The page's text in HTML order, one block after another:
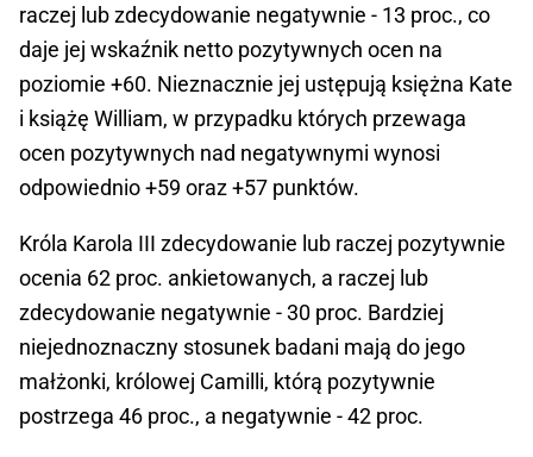
raczej lub zdecydowanie negatywnie - 13 proc., co
daje jej wskaźnik netto pozytywnych ocen na
poziomie +60. Nieznacznie jej ustępują księżna Kate
i książę William, w przypadku których przewaga
ocen pozytywnych nad negatywnymi wynosi
odpowiednio +59 oraz +57 punktów.
Króla Karola III zdecydowanie lub raczej pozytywnie
ocenia 62 proc. ankietowanych, a raczej lub
zdecydowanie negatywnie - 30 proc. Bardziej
niejednoznaczny stosunek badani mają do jego
małżonki, królowej Camilli, którą pozytywnie
postrzega 46 proc., a negatywnie - 42 proc.